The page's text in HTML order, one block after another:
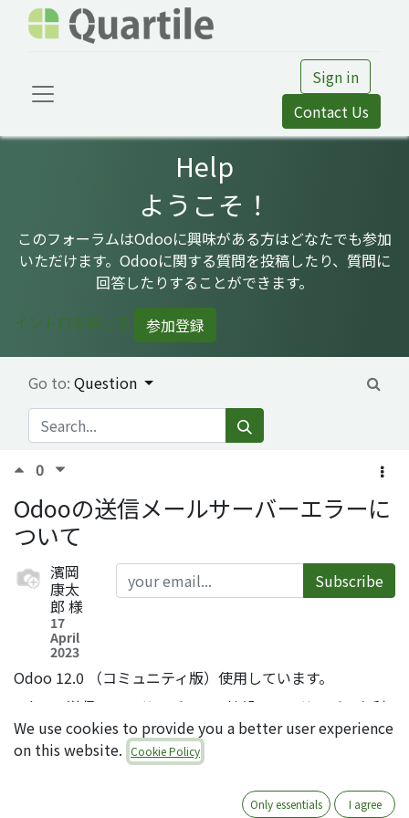
Sign in
Contact Us
Help
ようこそ！
このフォーラムはOdooに興味がある方はどなたでも参加
いただけます。Odooに関する質問を投稿したり、質問に
回答したりすることができます。
イントロを閉じる
参加登録
Go to: Question
0
Odooの送信メールサーバーエラーに
ついて
濱岡
康太
郎 様
17
April
2023
Subscribe
Odoo 12.0 （コミュニティ版）使用しています。
Odooの送信メールサーバーで、外部メールサーバーを利
用する場合の設定方法を教えていただけないでしょうか。
当方ではさくらのメールボックスを利用する予定です。
管理設定＞技術設定＞メール＞送信メールサーバー
We use cookies to provide you a better user experience
on this website. Cookie Policy
Only essentials I agree